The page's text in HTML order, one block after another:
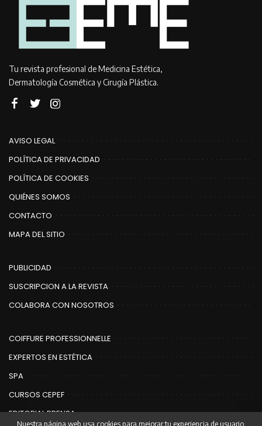
Tu revista profesional de Medicina Estética,
Dermatología Cosmética y Cirugía Plástica.
AVISO LEGAL
POLÍTICA DE PRIVACIDAD
POLÍTICA DE COOKIES
QUIÉNES SOMOS
CONTACTO
MAPA DEL SITIO
PUBLICIDAD
SUSCRIPCION A LA REVISTA
COLABORA CON NOSOTROS
COIFFURE PROFESSIONNELLE
EXPERTOS EN ESTÉTICA
SPA
CURSOS CEPEF
EDITORIAL PRENSA
Nuestra página web usa cookies para mejorar tu experiencia de usuario.